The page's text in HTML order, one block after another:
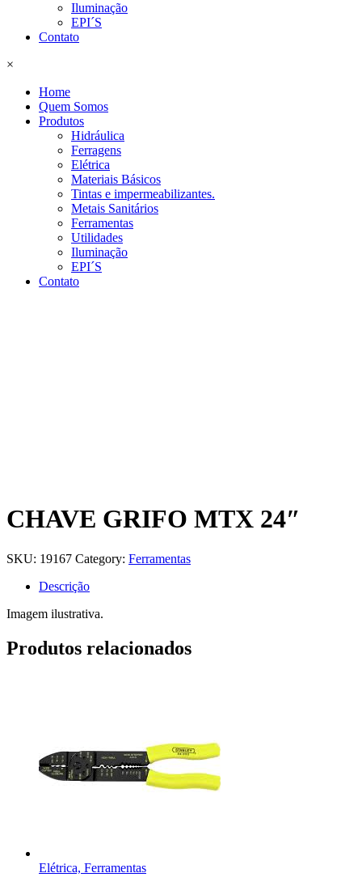
Iluminação
EPI´S
Contato
×
Home
Quem Somos
Produtos
Hidráulica
Ferragens
Elétrica
Materiais Básicos
Tintas e impermeabilizantes.
Metais Sanitários
Ferramentas
Utilidades
Iluminação
EPI´S
Contato
CHAVE GRIFO MTX 24″
SKU: 19167 Category: Ferramentas
Descrição
Imagem ilustrativa.
Produtos relacionados
Elétrica, Ferramentas